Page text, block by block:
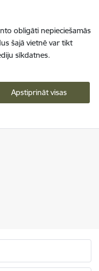
obligāti nepieciešamās
šajā vietnē var tikt
sīkdatnes.
Apstiprināt visas